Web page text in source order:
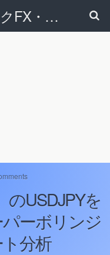
鬼隼（グッドラックFX・改）
のUSDJPYを
ーボリンジ
分析